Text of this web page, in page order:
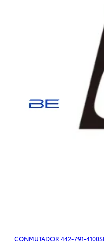
2026
CONMUTADOR 442-791-4100